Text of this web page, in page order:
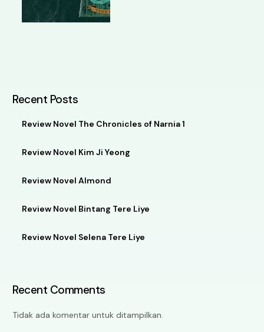
Recent Posts
Review Novel The Chronicles of Narnia 1
Review Novel Kim Ji Yeong
Review Novel Almond
Review Novel Bintang Tere Liye
Review Novel Selena Tere Liye
Recent Comments
Tidak ada komentar untuk ditampilkan.